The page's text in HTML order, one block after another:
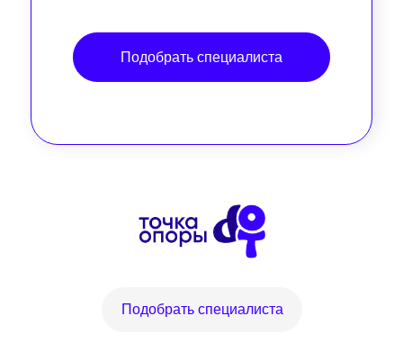
Подобрать специалиста
Подобрать специалиста